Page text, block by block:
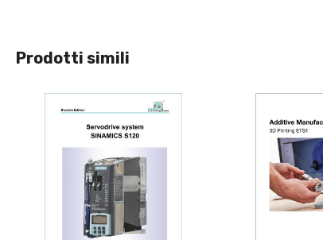
Prodotti simili
Visualizzazione Rapida